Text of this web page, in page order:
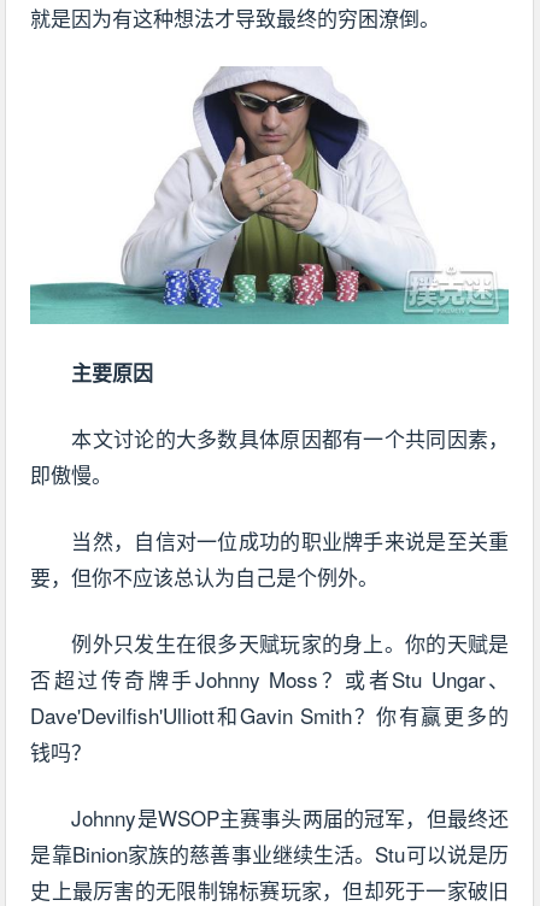
就是因为有这种想法才导致最终的穷困潦倒。
主要原因
本文讨论的大多数具体原因都有一个共同因素，
即傲慢。
当然，自信对一位成功的职业牌手来说是至关重
要，但你不应该总认为自己是个例外。
例外只发生在很多天赋玩家的身上。你的天赋是
否超过传奇牌手Johnny Moss？或者Stu Ungar、
Dave'Devilfish'Ulliott和Gavin Smith？你有赢更多的
钱吗？
Johnny是WSOP主赛事头两届的冠军，但最终还
是靠Binion家族的慈善事业继续生活。Stu可以说是历
史上最厉害的无限制锦标赛玩家，但却死于一家破旧